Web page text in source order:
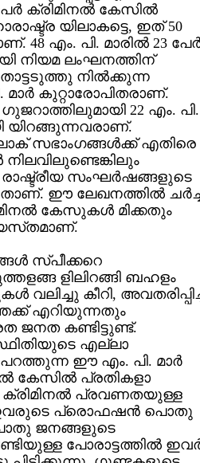
ക്രിമിനല്‍ കേസില്‍
യിലാകട്ടെ, ഇത്‌ 50
48 എം. പി. മാരില്‍ 23
നിയമ ലംഘനത്തിന്‌
തൊട്ടടുത്തു നില്‍ക്കുന്ന
മാര്‍ കുറ്റാരോപിതരാണ്‌.
22 എം. പി.
യിറങ്ങുന്നവരാണ്‌.
സഭാംഗങ്ങള്‍ക്ക്‌ എതിരെ
സംഘര്‍ഷങ്ങളുടെ
ഈ ലേഖനത്തില്‍
കേസുകള്‍ മിക്കതും
സ്‌പീക്കറെ
ളിലിറങ്ങി ബഹളം
കീറി,
എറിയുന്നതും
ജനത കണ്ടിട്ടുണ്ട്‌.
എല്ലാ
പറത്തുന്ന ഈ എം. പി. മാര്‍
കേസില്‍ പ്രതികളാ
ക്രിമിനല്‍ പ്രവണതയുള്ള
ഇവരുടെ പ്രൊഫഷന്‍ പൊതു
ജനങ്ങളുടെ
പോരാട്ടത്തില്‍